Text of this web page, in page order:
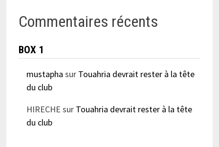
Commentaires récents
BOX 1
mustapha sur Touahria devrait rester à la tête
du club
HIRECHE sur Touahria devrait rester à la tête
du club